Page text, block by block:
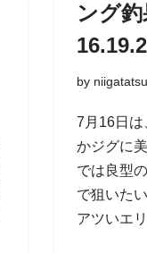
ング
by
7月16日
かジグに
では良型
で狙いた
アツいエ